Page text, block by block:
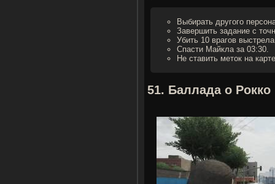
Выбирать другого
Завершить задание с
Убить 10 врагов
Спасти Майкла за 03:30.
Не ставить меток на
51. Баллада о